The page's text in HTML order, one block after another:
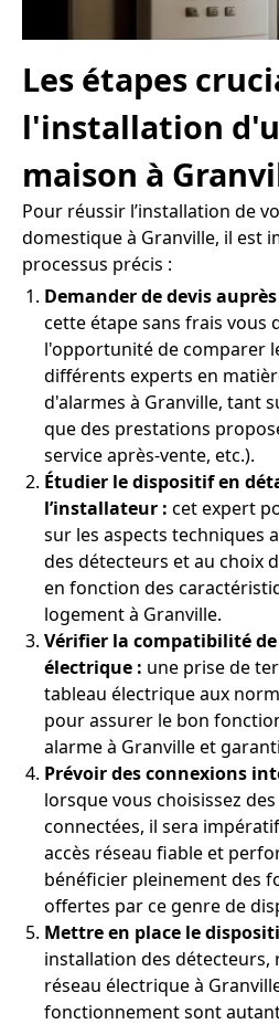
Les étapes
l'installation
maison à
Pour réussir l’installation de
domestique à Granville, il est
processus précis :
Demander de devis
cette étape sans frais vous
l'opportunité de comparer
différents experts en
d'alarmes à Granville, tant
que des prestations
service après-vente, etc.).
Étudier le dispositif en
l’installateur : cet expert
sur les aspects techniques
des détecteurs et au choix
en fonction des
logement à Granville.
Vérifier la compatibilité
électrique : une prise de
tableau électrique aux
pour assurer le bon
alarme à Granville et
Prévoir des connexions
lorsque vous choisissez
connectées, il sera
accès réseau fiable et
bénéficier pleinement des
offertes par ce genre de
Mettre en place le
installation des détecteurs,
réseau électrique à
fonctionnement sont